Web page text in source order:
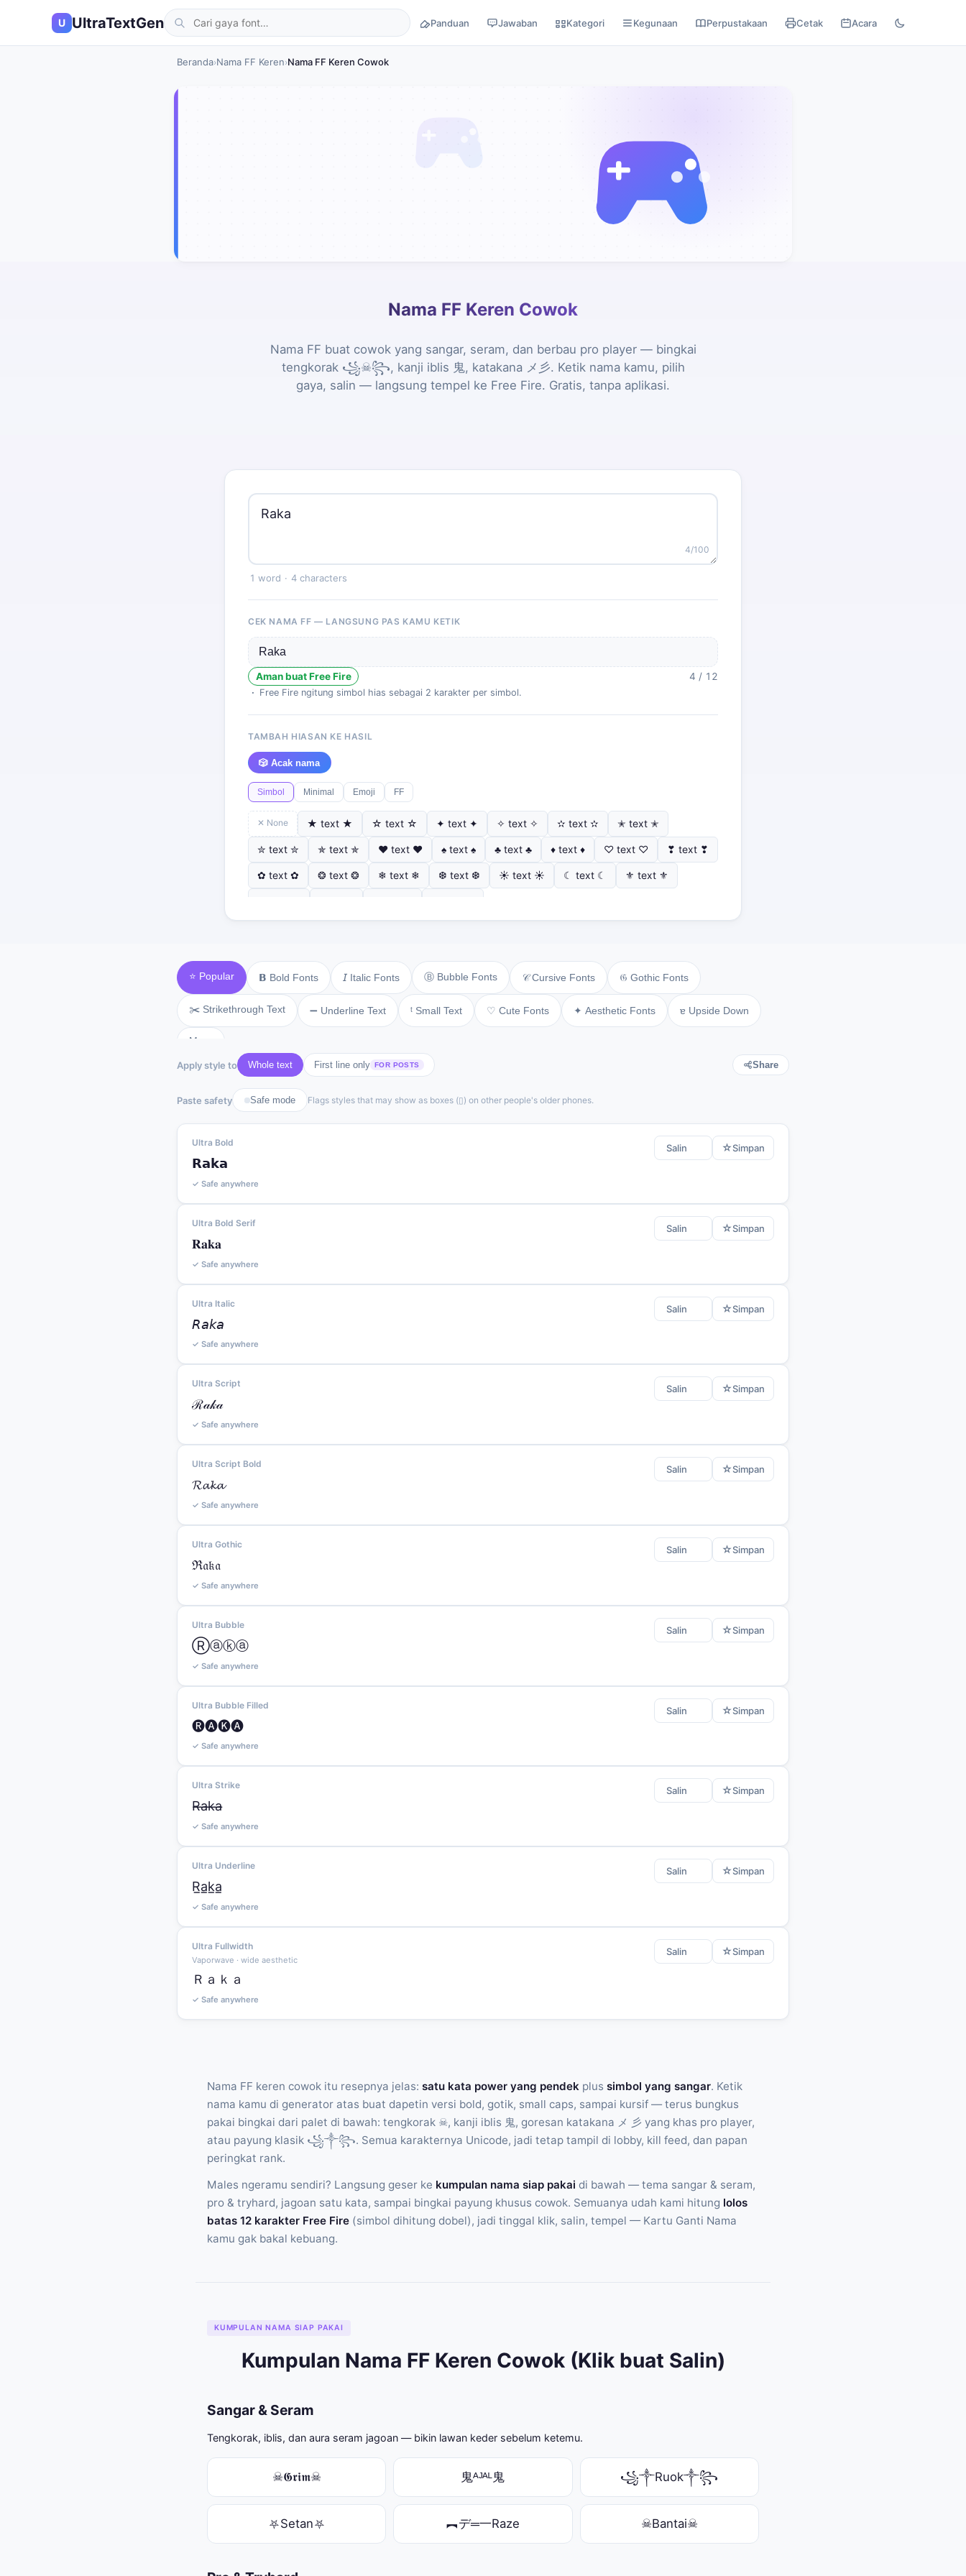
U UltraTextGen Panduan Jawaban Kategori Kegunaan Perpustakaan Cetak Acara
Beranda›Nama FF Keren›Nama FF Keren Cowok
Nama FF Keren Cowok
Nama FF buat cowok yang sangar, seram, dan berbau pro player — bingkai
tengkorak ꧁☠꧂, kanji iblis 鬼, katakana メ彡. Ketik nama kamu, pilih
gaya, salin — langsung tempel ke Free Fire. Gratis, tanpa aplikasi.
4/100
1 word · 4 characters
CEK NAMA FF — LANGSUNG PAS KAMU KETIK
Aman buat Free Fire 4 / 12
Free Fire ngitung simbol hias sebagai 2 karakter per simbol.
TAMBAH HIASAN KE HASIL
🎲 Acak nama
Simbol Minimal Emoji FF
✕ None ★ text ★ ☆ text ☆ ✦ text ✦ ✧ text ✧ ✫ text ✫ ✭ text ✭
✮ text ✮ ✯ text ✯ ♥ text ♥ ♠ text ♠ ♣ text ♣ ♦ text ♦ ♡ text ♡ ❣ text ❣
✿ text ✿ ❂ text ❂ ❄ text ❄ ❆ text ❆ ☀ text ☀ ☾ text ☾ ⚜ text ⚜
⭐ Popular 𝗕 Bold Fonts 𝘐 Italic Fonts Ⓑ Bubble Fonts 𝒞 Cursive Fonts 𝔊 Gothic Fonts
✂️ Strikethrough Text ➖ Underline Text ᵗ Small Text ♡ Cute Fonts ✦ Aesthetic Fonts ɐ Upside Down
More
Apply style to Whole text First line only FOR POSTS Share
Paste safety Safe mode Flags styles that may show as boxes (▯) on other people's older phones.
Ultra Bold
𝗥𝗮𝗸𝗮
✓ Safe anywhere
Salin ☆Simpan
Ultra Bold Serif
𝐑𝐚𝐤𝐚
✓ Safe anywhere
Salin ☆Simpan
Ultra Italic
𝘙𝘢𝘬𝘢
✓ Safe anywhere
Salin ☆Simpan
Ultra Script
ℛ𝒶𝓀𝒶
✓ Safe anywhere
Salin ☆Simpan
Ultra Script Bold
𝓡𝓪𝓴𝓪
✓ Safe anywhere
Salin ☆Simpan
Ultra Gothic
ℜ𝔞𝔨𝔞
✓ Safe anywhere
Salin ☆Simpan
Ultra Bubble
Ⓡⓐⓚⓐ
✓ Safe anywhere
Salin ☆Simpan
Ultra Bubble Filled
🅡🅐🅚🅐
✓ Safe anywhere
Salin ☆Simpan
Ultra Strike
R̶a̶k̶a̶
✓ Safe anywhere
Salin ☆Simpan
Ultra Underline
R̲a̲k̲a̲
✓ Safe anywhere
Salin ☆Simpan
Ultra Fullwidth
Vaporwave · wide aesthetic
Ｒａｋａ
✓ Safe anywhere
Salin ☆Simpan
Nama FF keren cowok itu resepnya jelas: satu kata power yang pendek plus simbol yang sangar. Ketik
nama kamu di generator atas buat dapetin versi bold, gotik, small caps, sampai kursif — terus bungkus
pakai bingkai dari palet di bawah: tengkorak ☠, kanji iblis 鬼, goresan katakana メ 彡 yang khas pro player,
atau payung klasik ꧁༒꧂. Semua karakternya Unicode, jadi tetap tampil di lobby, kill feed, dan papan
peringkat rank.
Males ngeramu sendiri? Langsung geser ke kumpulan nama siap pakai di bawah — tema sangar & seram,
pro & tryhard, jagoan satu kata, sampai bingkai payung khusus cowok. Semuanya udah kami hitung lolos
batas 12 karakter Free Fire (simbol dihitung dobel), jadi tinggal klik, salin, tempel — Kartu Ganti Nama
kamu gak bakal kebuang.
KUMPULAN NAMA SIAP PAKAI
Kumpulan Nama FF Keren Cowok (Klik buat Salin)
Sangar & Seram
Tengkorak, iblis, dan aura seram jagoan — bikin lawan keder sebelum ketemu.
☠𝕲𝖗𝖎𝖒☠ 鬼ᴬᴶᴬᴸ鬼 ꧁༒Ruok༒꧂
⛧Setan⛧ ︻デ═一Raze ☠Bantai☠